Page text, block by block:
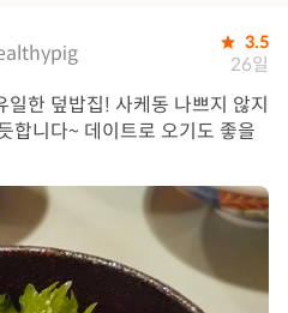
3.5
26일
한 덮밥집! 사케동 나쁘지 않지
합니다~ 데이트로 오기도 좋을